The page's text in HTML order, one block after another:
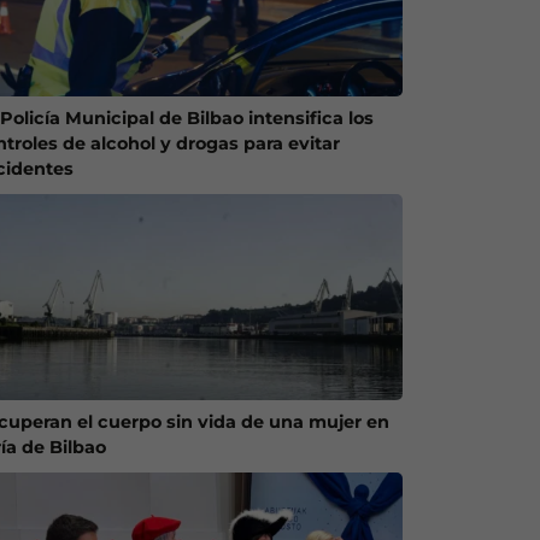
Municipal de Bilbao intensifica los
de alcohol y drogas para evitar
el cuerpo sin vida de una mujer en
de Bilbao